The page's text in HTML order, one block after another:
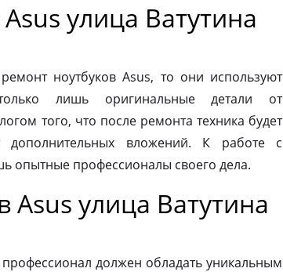
улица Ватутина
ноутбуков Asus, то они используют
лишь оригинальные детали от
того, что после ремонта техника будет
дополнительных вложений. К работе с
опытные профессионалы своего дела.
улица Ватутина
должен обладать уникальным